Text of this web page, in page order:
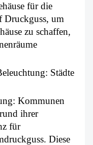
für die
Druckguss, um
zu schaffen,
Städte
Kommunen
ihrer
für
Diese